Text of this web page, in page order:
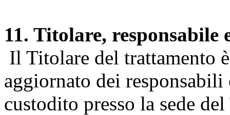
11. Titolare, responsabile
Il Titolare del trattamento
aggiornato dei
custodito presso la sede